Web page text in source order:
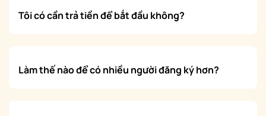
Tôi có cần trả tiền để bắt đầu không?
Làm thế nào để có nhiều người đăng ký hơn?